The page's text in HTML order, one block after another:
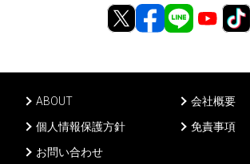
ABOUT
会社概要
個人情報保護方針
免責事項
お問い合わせ